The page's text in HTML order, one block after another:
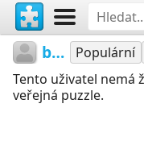
babieshelmet27 Populární
Tento uživatel nemá
veřejná puzzle.